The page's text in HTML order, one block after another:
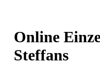
Online
Steffans